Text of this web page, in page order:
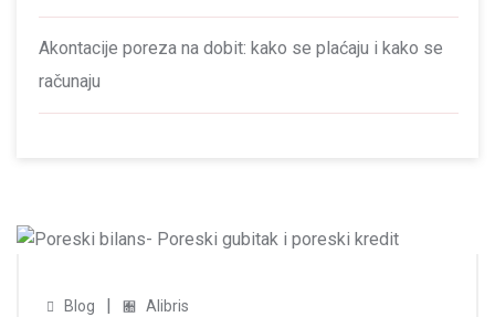
Akontacije poreza na dobit: kako se plaćaju i kako se
računaju
Blog | Alibris